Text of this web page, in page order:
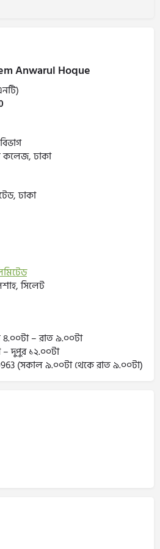
Anwarul Hoque
কলেজ, ঢাকা
ঢাকা
সিলেট
– রাত ৯.০০টা
দুপুর ১২.০০টা
(সকাল ৯.০০টা থেকে রাত ৯.০০টা)